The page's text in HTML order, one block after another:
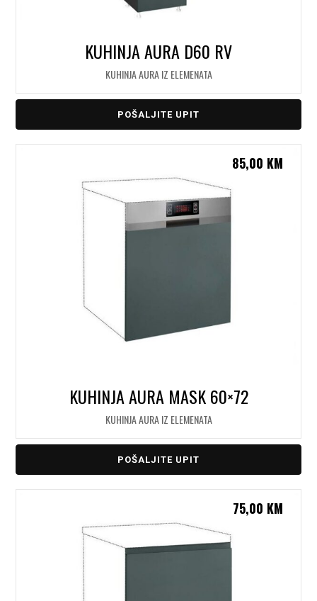
KUHINJA AURA D60 RV
KUHINJA AURA IZ ELEMENATA
POŠALJITE UPIT
KUHINJA AURA MASK 60×72
KUHINJA AURA IZ ELEMENATA
85,00 KM
POŠALJITE UPIT
75,00 KM